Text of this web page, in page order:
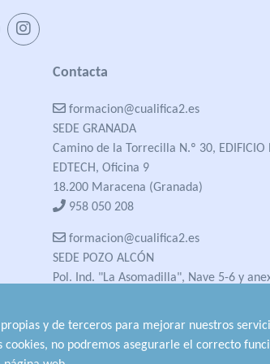
Contacta
formacion@cualifica2.es
SEDE GRANADA
Camino de la Torrecilla N.º 30, EDIFICIO
EDTECH, Oficina 9
18.200 Maracena (Granada)
958 050 208
formacion@cualifica2.es
SEDE POZO ALCÓN
Pol. Ind. "La Asomadilla", Nave 5-6 y
y de terceros para mejorar nuestros
no podremos asegurarle el correcto